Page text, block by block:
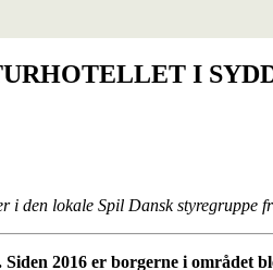
I
den lokale Spil Dansk styregruppe
2016 er borgerne i området